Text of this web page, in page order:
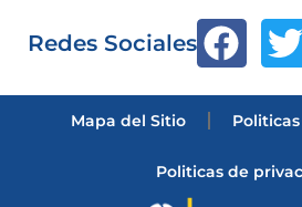
Redes Sociales
Mapa del Sitio
Politicas de